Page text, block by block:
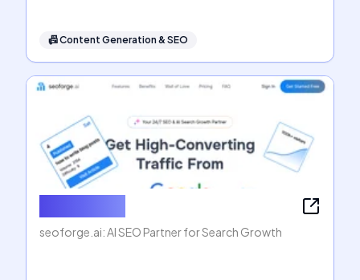
📠Content Generation & SEO
seoforge.ai: AI SEO Partner for Search Growth